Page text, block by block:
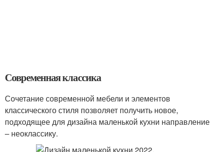
Современная классика
Сочетание современной мебели и элементов
классического стиля позволяет получить новое,
подходящее для дизайна маленькой кухни направление
– неоклассику.